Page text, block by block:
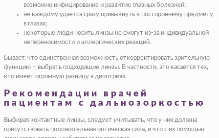
возможно инфицирование и развитие глазных болезней;
не каждому удается сразу привыкнуть к постороннему предмету
в глазах;
некоторые люди носить линзы не смогут из-за индивидуальной
непереносимости и аллергических реакций.
Бывает, что единственная возможность откорректировать зрительную
функцию – выбрать подходящие линзы. В частности, это касается тех,
кто имеет огромную разницу в диоптриях.
Рекомендации врачей
пациентам с дальнозоркостью
Выбирая контактные линзы, следует учитывать, что у них должна
присутствовать положительная оптическая сила, и что с их помощью